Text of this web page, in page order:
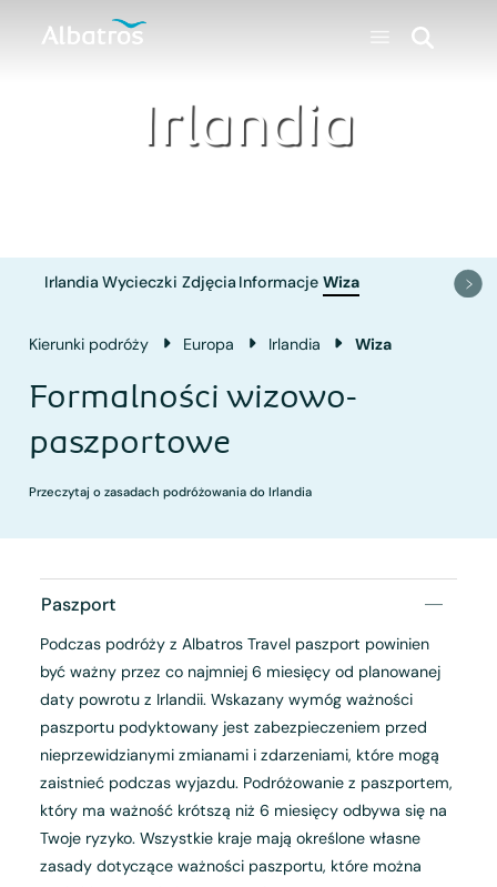
Irlandia
Irlandia Wycieczki Zdjęcia Informacje Wiza
Kierunki podróży Europa Irlandia Wiza
Formalności wizowo-
paszportowe
Przeczytaj o zasadach podróżowania do Irlandia
Paszport
Podczas podróży z Albatros Travel paszport powinien
być ważny przez co najmniej 6 miesięcy od planowanej
daty powrotu z Irlandii. Wskazany wymóg ważności
paszportu podyktowany jest zabezpieczeniem przed
nieprzewidzianymi zmianami i zdarzeniami, które mogą
zaistnieć podczas wyjazdu. Podróżowanie z paszportem,
który ma ważność krótszą niż 6 miesięcy odbywa się na
Twoje ryzyko. Wszystkie kraje mają określone własne
zasady dotyczące ważności paszportu, które można